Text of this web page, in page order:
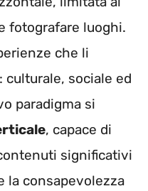
fotografare luoghi.
che li
sociale ed
paradigma si
, capace di
significativi
la consapevolezza